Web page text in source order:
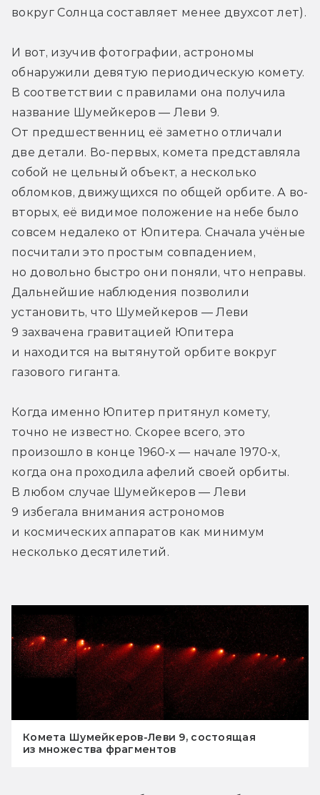
вокруг Солнца составляет менее двухсот лет).
И вот, изучив фотографии, астрономы
обнаружили девятую периодическую комету.
В соответствии с правилами она получила
название Шумейкеров — Леви 9.
От предшественниц её заметно отличали
две детали. Во-первых, комета представляла
собой не цельный объект, а несколько
обломков, движущихся по общей орбите. А во-
вторых, её видимое положение на небе было
совсем недалеко от Юпитера. Сначала учёные
посчитали это простым совпадением,
но довольно быстро они поняли, что неправы.
Дальнейшие наблюдения позволили
установить, что Шумейкеров — Леви
9 захвачена гравитацией Юпитера
и находится на вытянутой орбите вокруг
газового гиганта.
Когда именно Юпитер притянул комету,
точно не известно. Скорее всего, это
произошло в конце 1960-х — начале 1970-х,
когда она проходила афелий своей орбиты.
В любом случае Шумейкеров — Леви
9 избегала внимания астрономов
и космических аппаратов как минимум
несколько десятилетий.
Комета Шумейкеров-Леви 9, состоящая
из множества фрагментов